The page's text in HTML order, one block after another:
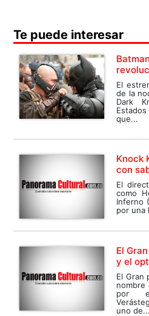
Te puede interesar
El
de la
Dark
que...
Knock
con
El
como
Inferno
por una
El
y el
El Gran
nombre
por
uno de...